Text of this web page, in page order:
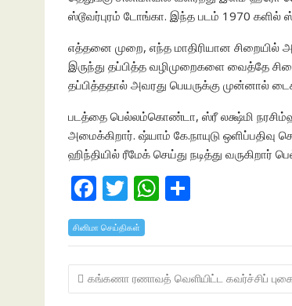
ஸ்டூவர்புரம் டோங்கா. இந்த படம் 1970 களில்
எத்தனை முறை, எந்த மாதிரியான சிறையில்
இருந்து தப்பித்த வழிமுறைகளை வைத்தே
தப்பித்ததால் அவரது பெயருக்கு முன்னால்
படத்தை பெல்லம்கொண்டா, ஸ்ரீ லக்ஷ்மி
அமைக்கிறார். ஷ்யாம் கே.நாயுடு ஒளிப்பதிவு
ஹிந்தியில் ரீமேக் செய்து நடித்து
F
ac
e
b
o
T
w
itt
er
W
at
s
A
ar
e
சினிமா செய்திகள்
Post
navigation
கங்கணா ரணாவத் வெளியிட்ட கவர்ச்சிப்